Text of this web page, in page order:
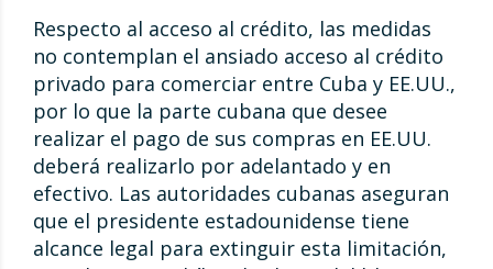
Respecto al acceso al crédito, las medidas
no contemplan el ansiado acceso al crédito
privado para comerciar entre Cuba y EE.UU.,
por lo que la parte cubana que desee
realizar el pago de sus compras en EE.UU.
deberá realizarlo por adelantado y en
efectivo. Las autoridades cubanas aseguran
que el presidente estadounidense tiene
alcance legal para extinguir esta limitación,